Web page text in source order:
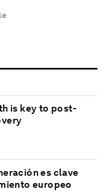
is key to post-
es clave
europeo